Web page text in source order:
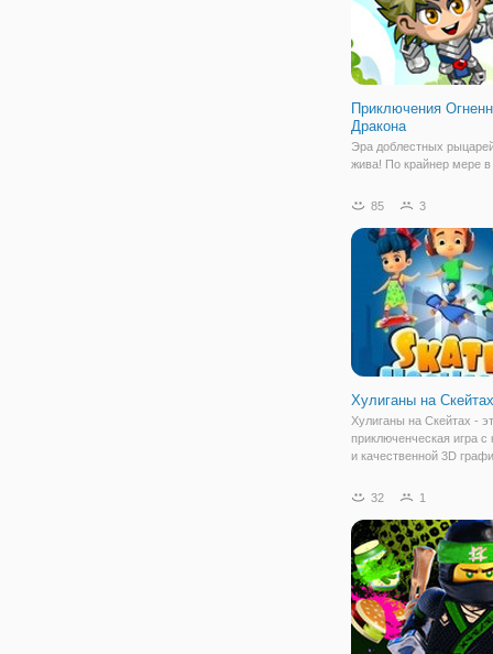
Приключения
Дракона
Эра доблестных
жива! По крайнер мере в
Огненного Дракона". Это
мальчиков и девочек, в
отправляетесь в
приключение. Но
85 3
Хулиганы на Скейтах
Хулиганы на Скейтах -
приключенческая игра с
и качественной 3D
увлекательным
во время поездки на
испортил имущество
32 1